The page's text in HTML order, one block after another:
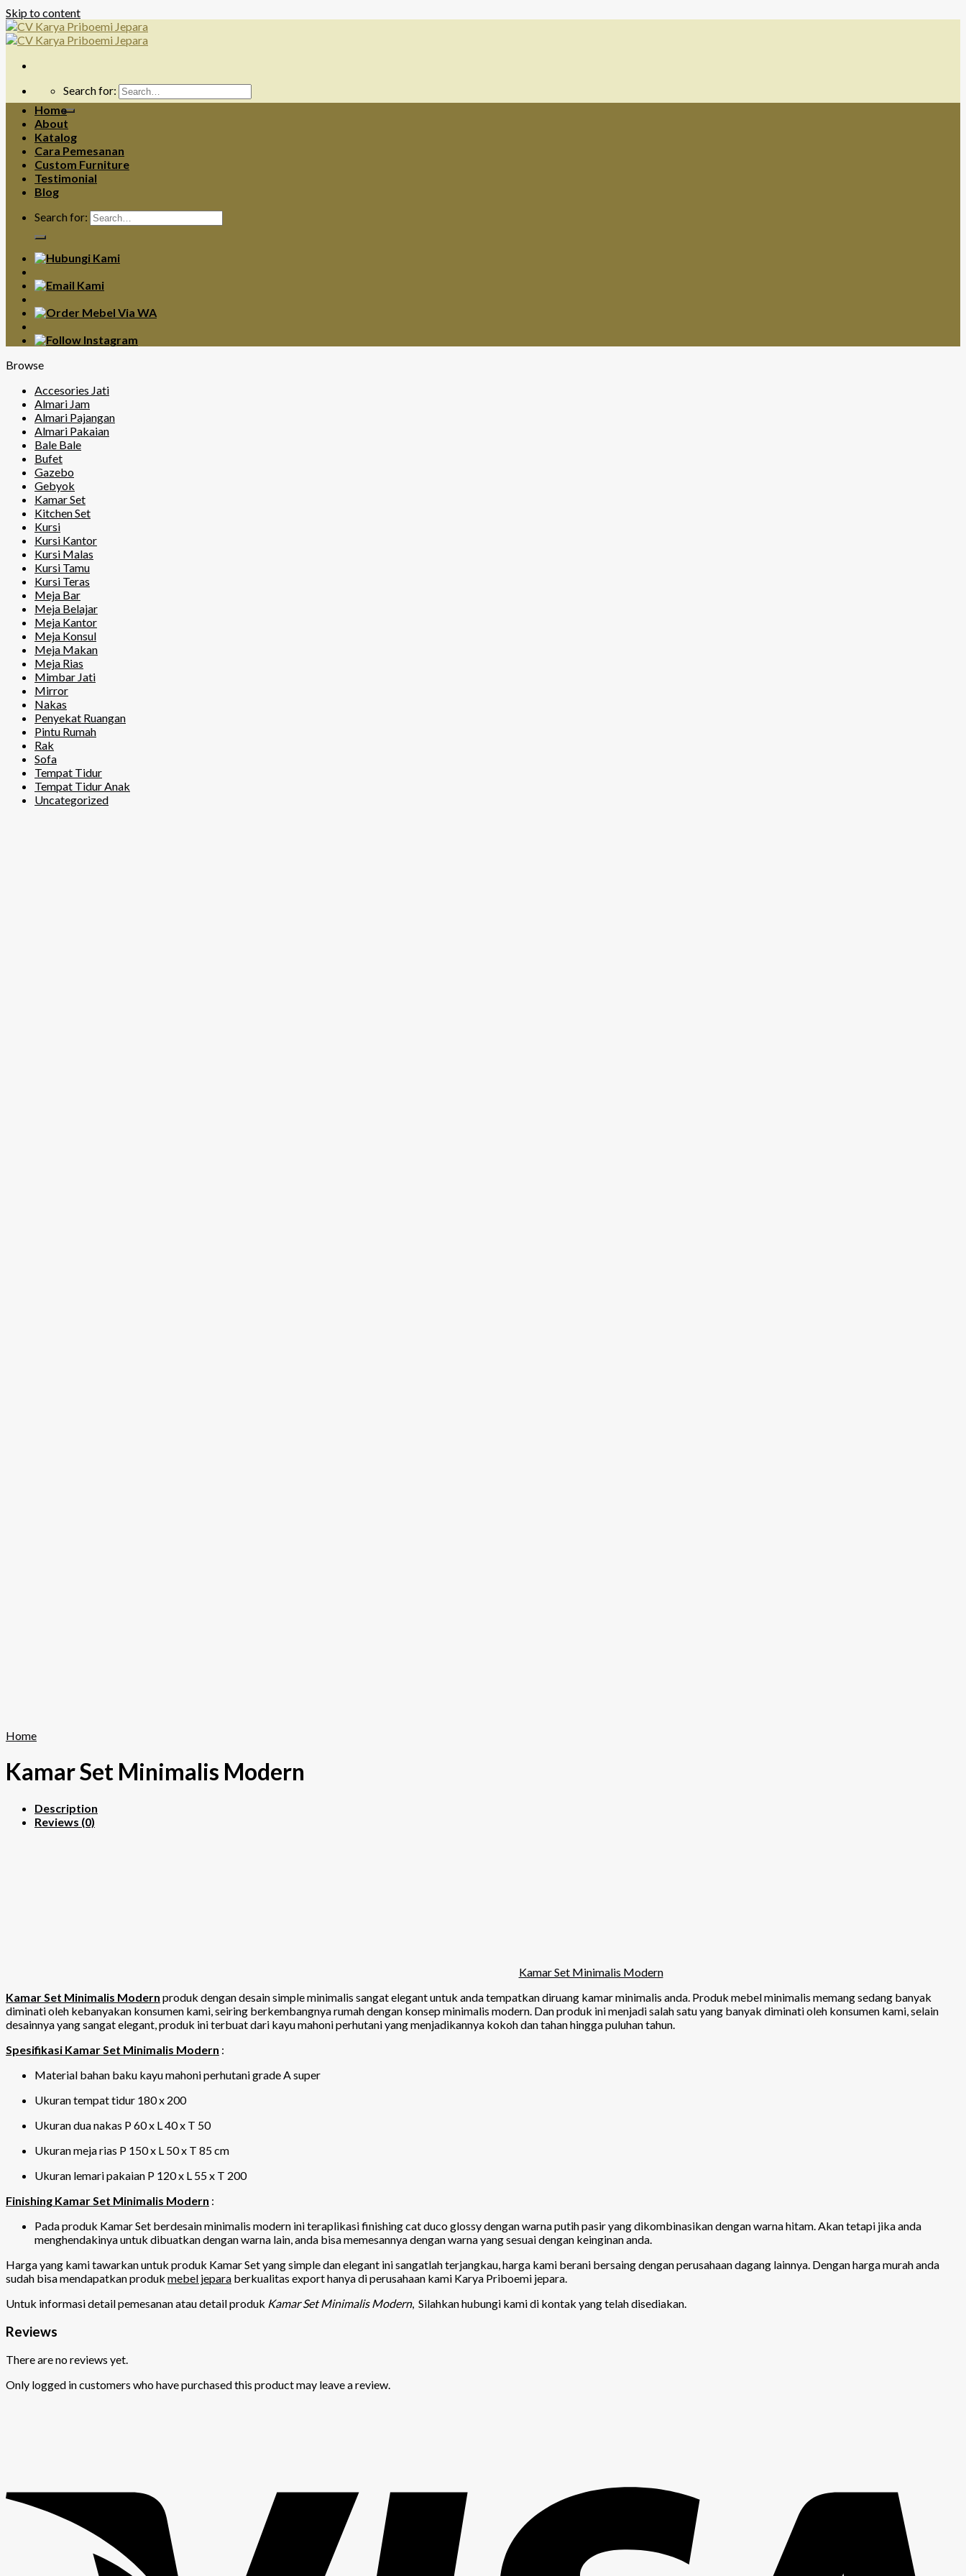
Skip to content
Search for:
Home
About
Katalog
Cara Pemesanan
Custom Furniture
Testimonial
Blog
Search for:
Browse
Accesories Jati
Almari Jam
Almari Pajangan
Almari Pakaian
Bale Bale
Bufet
Gazebo
Gebyok
Kamar Set
Kitchen Set
Kursi
Kursi Kantor
Kursi Malas
Kursi Tamu
Kursi Teras
Meja Bar
Meja Belajar
Meja Kantor
Meja Konsul
Meja Makan
Meja Rias
Mimbar Jati
Mirror
Nakas
Penyekat Ruangan
Pintu Rumah
Rak
Sofa
Tempat Tidur
Tempat Tidur Anak
Uncategorized
Home
Kamar Set Minimalis Modern
Description
Reviews (0)
Kamar Set Minimalis Modern
Kamar Set Minimalis Modern produk dengan desain simple minimalis sangat elegant untuk anda tempatkan diruang kamar minimalis anda. Produk mebel minimalis memang sedang banyak
diminati oleh kebanyakan konsumen kami, seiring berkembangnya rumah dengan konsep minimalis modern. Dan produk ini menjadi salah satu yang banyak diminati oleh konsumen kami, selain
desainnya yang sangat elegant, produk ini terbuat dari kayu mahoni perhutani yang menjadikannya kokoh dan tahan hingga puluhan tahun.
Spesifikasi Kamar Set Minimalis Modern :
Material bahan baku kayu mahoni perhutani grade A super
Ukuran tempat tidur 180 x 200
Ukuran dua nakas P 60 x L 40 x T 50
Ukuran meja rias P 150 x L 50 x T 85 cm
Ukuran lemari pakaian P 120 x L 55 x T 200
Finishing Kamar Set Minimalis Modern :
Pada produk Kamar Set berdesain minimalis modern ini teraplikasi finishing cat duco glossy dengan warna putih pasir yang dikombinasikan dengan warna hitam. Akan tetapi jika anda
menghendakinya untuk dibuatkan dengan warna lain, anda bisa memesannya dengan warna yang sesuai dengan keinginan anda.
Harga yang kami tawarkan untuk produk Kamar Set yang simple dan elegant ini sangatlah terjangkau, harga kami berani bersaing dengan perusahaan dagang lainnya. Dengan harga murah anda
sudah bisa mendapatkan produk mebel jepara berkualitas export hanya di perusahaan kami Karya Priboemi jepara.
Untuk informasi detail pemesanan atau detail produk Kamar Set Minimalis Modern, Silahkan hubungi kami di kontak yang telah disediakan.
Reviews
There are no reviews yet.
Only logged in customers who have purchased this product may leave a review.